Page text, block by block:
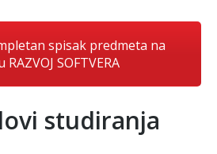
spisak predmeta na
RAZVOJ SOFTVERA
studiranja